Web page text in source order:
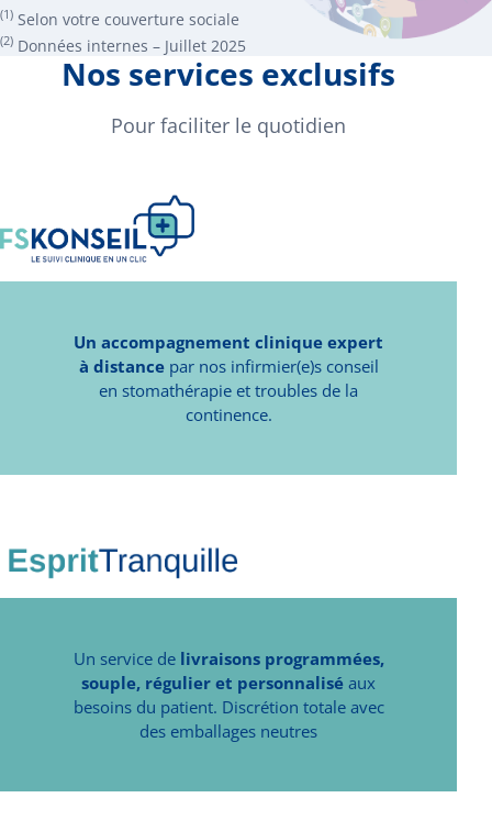
(1) Selon votre couverture sociale
(2) Données internes – Juillet 2025
Nos services exclusifs
Pour faciliter le quotidien
Un accompagnement clinique expert
à distancepar nos infirmier(e)s conseil
en stomathérapie et troubles de la
continence.
Un service de livraisons programmées,
souple, régulier et personnalisé aux
besoins du patient. Discrétion totale avec
des emballages neutres